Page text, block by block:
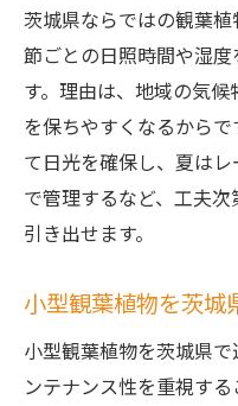
茨城県ならではの観葉
節ごとの日照時間や湿
す。理由は、地域の気
を保ちやすくなるから
て日光を確保し、夏は
で管理するなど、工夫
引き出せます。
小型観葉植物を茨城
小型観葉植物を茨城県
ンテナンス性を重視す